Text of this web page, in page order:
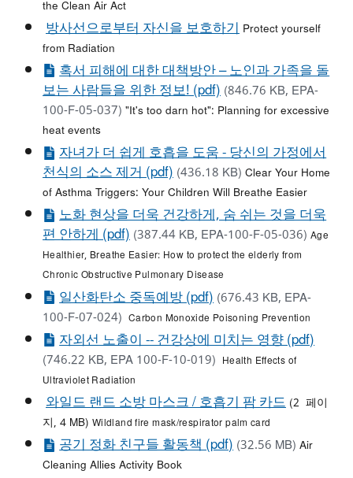
the Clean Air Act
방사선으로부터 자신을 보호하기Protect yourself
from Radiation
혹서 피해에 대한 대책방안 – 노인과 가족을 돌
보는 사람들을 위한 정보! (pdf)(846.76 KB, EPA-
100-F-05-037)"It's too darn hot": Planning for excessive
heat events
자녀가 더 쉽게 호흡을 도움 - 당신의 가정에서
천식의 소스 제거 (pdf)(436.18 KB)Clear Your Home
of Asthma Triggers: Your Children Will Breathe Easier
노화 현상을 더욱 건강하게, 숨 쉬는 것을 더욱
편 안하게 (pdf)(387.44 KB, EPA-100-F-05-036) Age
Healthier, Breathe Easier: How to protect the elderly from
Chronic Obstructive Pulmonary Disease
일산화탄소 중독예방 (pdf)(676.43 KB, EPA-
100-F-07-024) Carbon Monoxide Poisoning Prevention
자외선 노출이 -- 건강상에 미치는 영향 (pdf)
(746.22 KB, EPA 100-F-10-019) Health Effects of
Ultraviolet Radiation
와일드 랜드 소방 마스크 / 호흡기 팜 카드(2 페이
지, 4 MB) Wildland fire mask/respirator palm card
공기 정화 친구들 활동책 (pdf)(32.56 MB)Air
Cleaning Allies Activity Book